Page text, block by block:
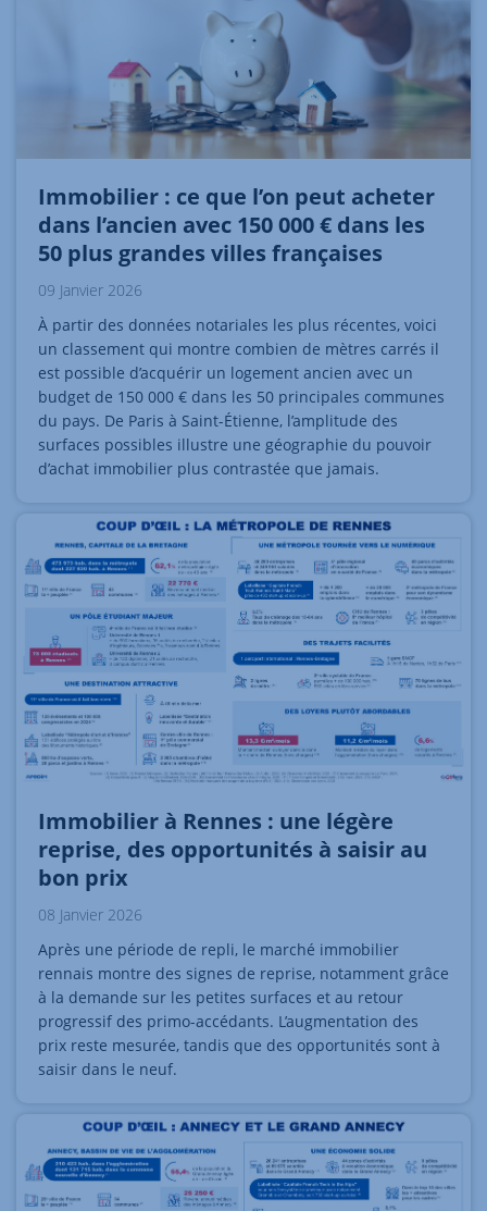
Immobilier : ce que l’on peut acheter
dans l’ancien avec 150 000 € dans les
50 plus grandes villes françaises
09 Janvier 2026
À partir des données notariales les plus récentes, voici
un classement qui montre combien de mètres carrés il
est possible d’acquérir un logement ancien avec un
budget de 150 000 € dans les 50 principales communes
du pays. De Paris à Saint-Étienne, l’amplitude des
surfaces possibles illustre une géographie du pouvoir
d’achat immobilier plus contrastée que jamais.
Immobilier à Rennes : une légère
reprise, des opportunités à saisir au
bon prix
08 Janvier 2026
Après une période de repli, le marché immobilier
rennais montre des signes de reprise, notamment grâce
à la demande sur les petites surfaces et au retour
progressif des primo-accédants. L’augmentation des
prix reste mesurée, tandis que des opportunités sont à
saisir dans le neuf.